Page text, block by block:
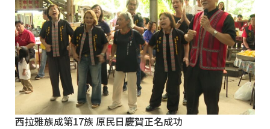
西拉雅族成第17族 原民日慶賀正名成功